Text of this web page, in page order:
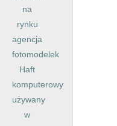
na
rynku
agencja
fotomodelek
Haft
komputerowy
używany
w